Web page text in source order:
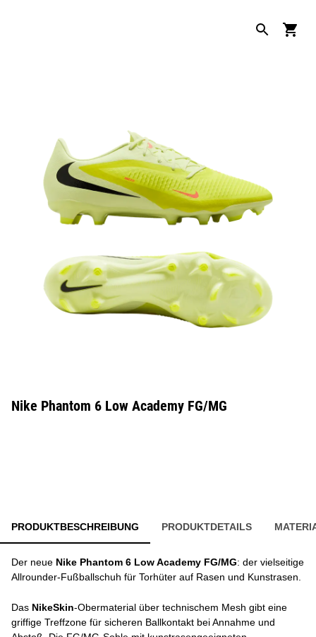
Nike Phantom 6 Low Academy FG/MG
PRODUKTBESCHREIBUNG PRODUKTDETAILS
Der neue Nike Phantom 6 Low Academy FG/MG: der vielseitige
Allrounder-Fußballschuh für Torhüter auf Rasen und Kunstrasen.
Das NikeSkin-Obermaterial über technischem Mesh gibt eine
griffige Treffzone für sicheren Ballkontakt bei Annahme und